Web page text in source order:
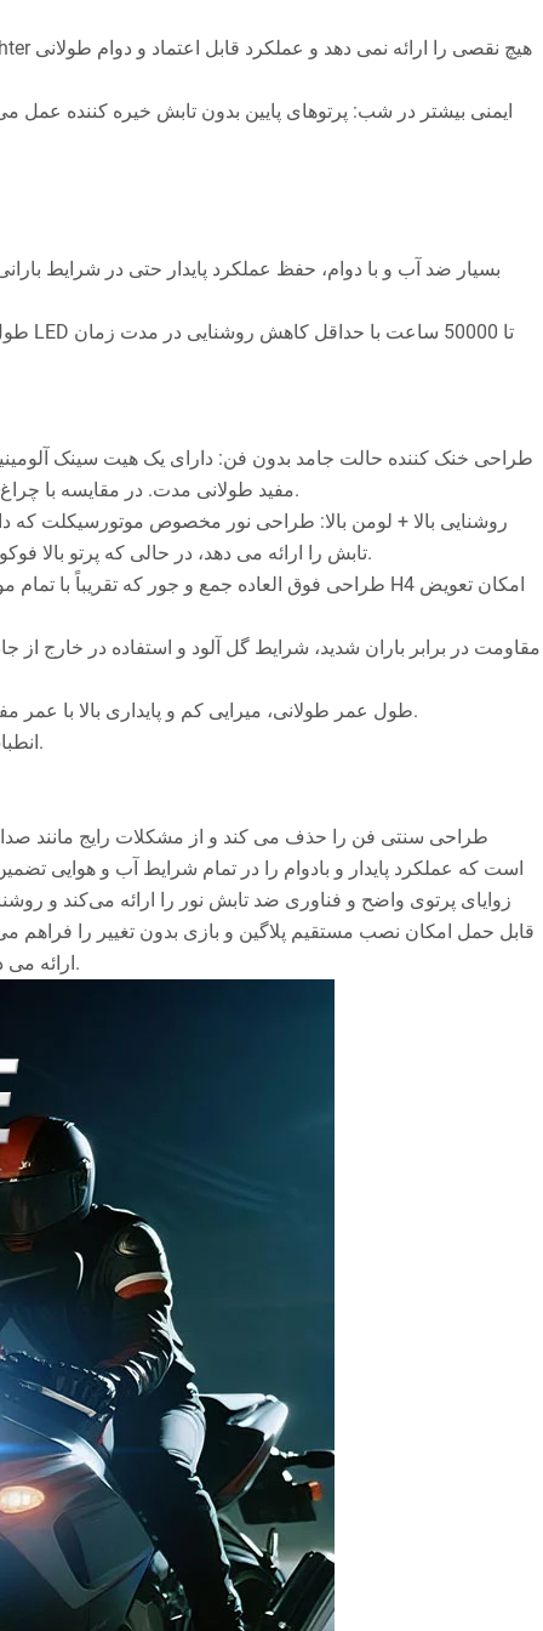
مفید طولانی مدت. در مقایسه با چراغ‌های جلو مجهز به فن معمولی: فن‌ها مستعد پیری، نفوذ شن، صداهای غیرعادی و خرابی هستند – این مدل این مشکلات را کاملاً از بین می‌برد.
تابش را ارائه می دهد، در حالی که پرتو بالا فوکوس قوی و دامنه روشنایی گسترده را ارائه می دهد. ایده آل برای موتورسواری در شب: پوشش نور یکنواخت بدون لکه های تاریک یا انتشار نور.
（5）طول عمر طولانی، میرایی کم و پایداری بالا با عمر مفید ≥50000 ساعت؛ دمای اتلاف گرما در حالت جامد پایین، فروپاشی نور آهسته و روشنایی پایدار در دوره های طولانی را نشان می دهد.
（6）گواهینامه انطباق کامل: گواهینامه های کامل CE/FCC/E-MARK. انطباق نوری؛ بدون خیرگی؛ تخلفات ناسازگار؛ و آماده برای بازرسی سالانه.
زوایای پرتوی واضح و فناوری ضد تابش نور را ارائه می‌کند و
قابل حمل امکان نصب مستقیم پلاگین و بازی بدون تغییر را فراهم
ارائه می دهد، که آن را به گزینه ای عالی برای ارتقاء نور موتور سیکلت تبدیل می کند که مقرون به صرفه بودن بالا را با نرخ خرابی پایین ترکیب می کند.